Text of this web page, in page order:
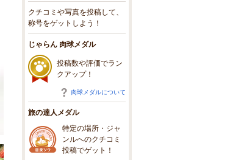
クチコミや写真を投稿して、
称号をゲットしよう！
じゃらん 肉球メダル
投稿数や評価でラン
クアップ！
肉球メダルについて
旅の達人メダル
特定の場所・ジャ
ンルへのクチコミ
投稿でゲット！